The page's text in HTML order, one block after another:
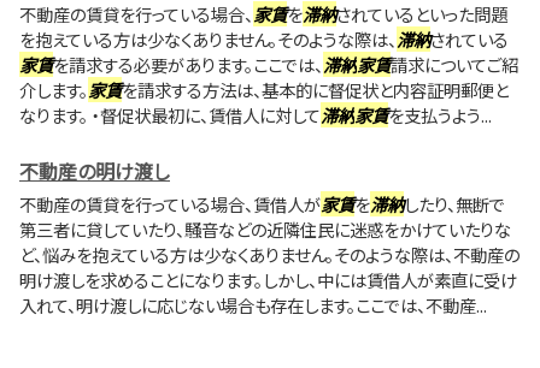
不動産の賃貸を行っている場合、家賃を滞納されているといった問題
を抱えている方は少なくありません。そのような際は、滞納されている
家賃を請求する必要があります。ここでは、滞納家賃請求についてご紹
介します。家賃を請求する方法は、基本的に督促状と内容証明郵便と
なります。 ・督促状最初に、賃借人に対して滞納家賃を支払うよう...
不動産の明け渡し
不動産の賃貸を行っている場合、賃借人が家賃を滞納したり、無断で
第三者に貸していたり、騒音などの近隣住民に迷惑をかけていたりな
ど、悩みを抱えている方は少なくありません。そのような際は、不動産の
明け渡しを求めることになります。しかし、中には賃借人が素直に受け
入れて、明け渡しに応じない場合も存在します。ここでは、不動産...